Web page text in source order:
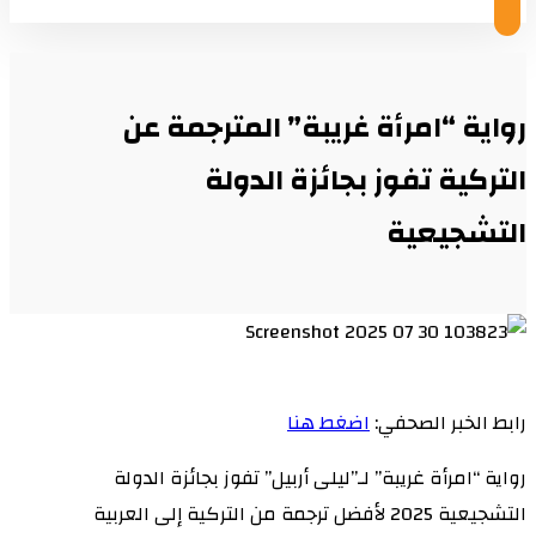
رواية “امرأة غريبة” المترجمة عن
التركية تفوز بجائزة الدولة
التشجيعية
رابط الخبر الصحفي:اضغط هنا
رواية “امرأة غريبة” لـ”ليلى أربيل” تفوز بجائزة الدولة
التشجيعية 2025 لأفضل ترجمة من التركية إلى العربية